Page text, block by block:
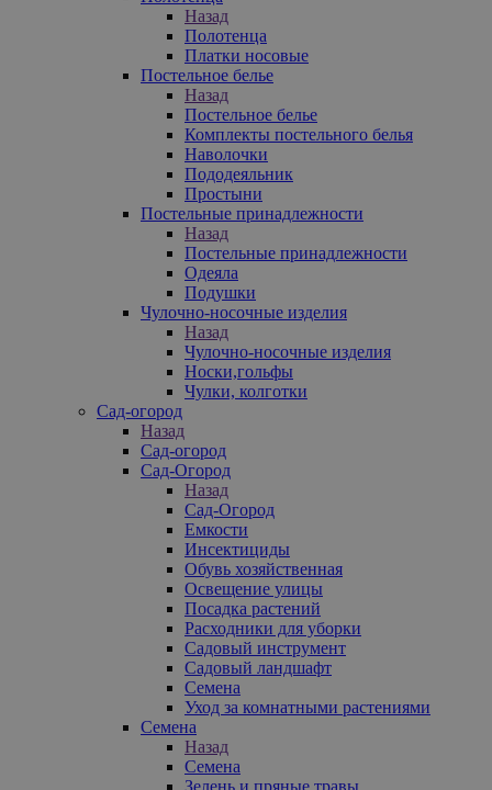
Назад
Полотенца
Платки носовые
Постельное белье
Назад
Постельное белье
Комплекты постельного белья
Наволочки
Пододеяльник
Простыни
Постельные принадлежности
Назад
Постельные принадлежности
Одеяла
Подушки
Чулочно-носочные изделия
Назад
Чулочно-носочные изделия
Носки,гольфы
Чулки, колготки
Сад-огород
Назад
Сад-огород
Сад-Огород
Назад
Сад-Огород
Емкости
Инсектициды
Обувь хозяйственная
Освещение улицы
Посадка растений
Расходники для уборки
Садовый инструмент
Садовый ландшафт
Семена
Уход за комнатными растениями
Семена
Назад
Семена
Зелень и пряные травы